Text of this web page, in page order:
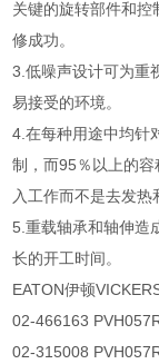
关键的旋转部件和控
修成功。
3.低噪声设计可为重
易接受的环境。
4.在每种用途中均针
制，而95％以上的
入工作而不是去发热
5.重载轴承和轴伸造
长的开工时间。
EATON伊顿
02-466163
02-315008